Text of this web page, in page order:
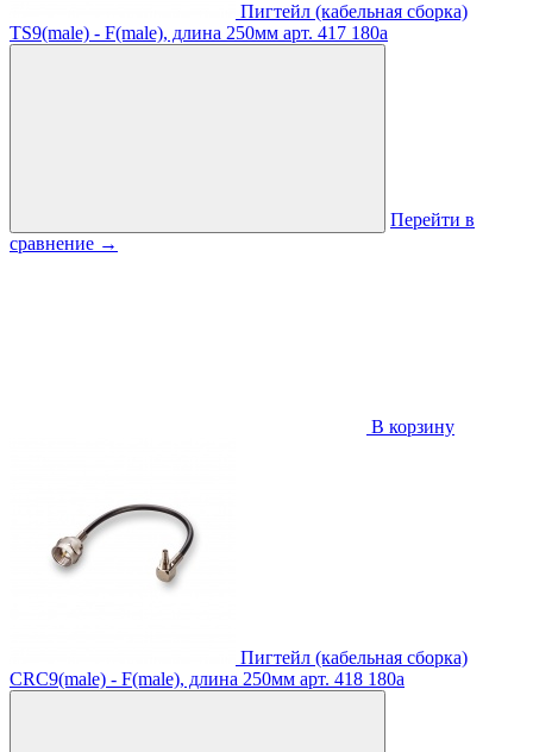
Пигтейл (кабельная сборка)
TS9(male) - F(male), длина 250мм арт. 417 180a
Перейти в
сравнение →
В корзину
Пигтейл (кабельная сборка)
CRC9(male) - F(male), длина 250мм арт. 418 180a